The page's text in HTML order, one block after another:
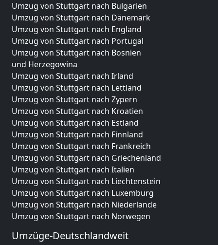
Umzug von Stuttgart nach Bulgarien
Umzug von Stuttgart nach Dänemark
Umzug von Stuttgart nach England
Umzug von Stuttgart nach Portugal
Umzug von Stuttgart nach Bosnien
und Herzegowina
Umzug von Stuttgart nach Irland
Umzug von Stuttgart nach Lettland
Umzug von Stuttgart nach Zypern
Umzug von Stuttgart nach Kroatien
Umzug von Stuttgart nach Estland
Umzug von Stuttgart nach Finnland
Umzug von Stuttgart nach Frankreich
Umzug von Stuttgart nach Griechenland
Umzug von Stuttgart nach Italien
Umzug von Stuttgart nach Liechtenstein
Umzug von Stuttgart nach Luxemburg
Umzug von Stuttgart nach Niederlande
Umzug von Stuttgart nach Norwegen
Umzüge-Deutschlandweit